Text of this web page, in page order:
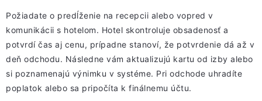
Požiadate o predĺženie na recepcii alebo vopred v
komunikácii s hotelom. Hotel skontroluje obsadenosť a
potvrdí čas aj cenu, prípadne stanoví, že potvrdenie dá až v
deň odchodu. Následne vám aktualizujú kartu od izby alebo
si poznamenajú výnimku v systéme. Pri odchode uhradíte
poplatok alebo sa pripočíta k finálnemu účtu.